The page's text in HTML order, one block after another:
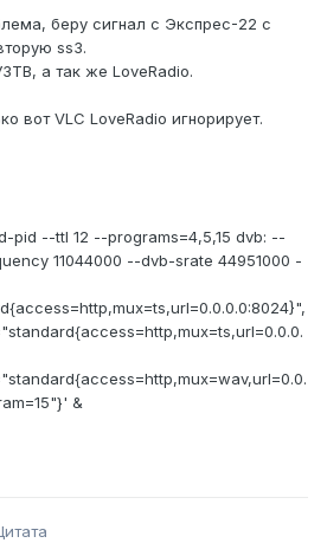
беру сигнал с Экспрес-22 с
ss3.
а так же LoveRadio.
вот VLC LoveRadio игнорирует.
--ttl 12 --programs=4,5,15 dvb: --
11044000 --dvb-srate 44951000 -
&